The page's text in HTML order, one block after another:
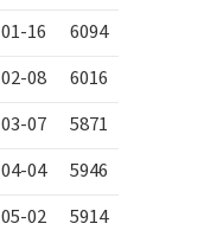
01-16 6094
02-08 6016
03-07 5871
04-04 5946
05-02 5914